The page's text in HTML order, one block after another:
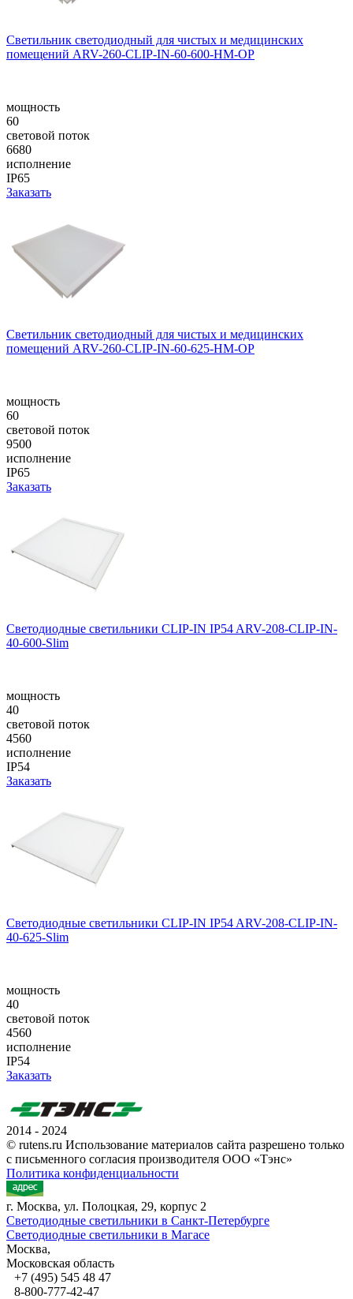
Светильник светодиодный для чистых и медицинских
помещений ARV-260-CLIP-IN-60-600-HM-OP
мощность
60
световой поток
6680
исполнение
IP65
Заказать
Светильник светодиодный для чистых и медицинских
помещений ARV-260-CLIP-IN-60-625-HM-OP
мощность
60
световой поток
9500
исполнение
IP65
Заказать
Светодиодные светильники CLIP-IN IP54 ARV-208-CLIP-IN-
40-600-Slim
мощность
40
световой поток
4560
исполнение
IP54
Заказать
Светодиодные светильники CLIP-IN IP54 ARV-208-CLIP-IN-
40-625-Slim
мощность
40
световой поток
4560
исполнение
IP54
Заказать
2014 - 2024
© rutens.ru Использование материалов сайта разрешено только
с письменного согласия производителя ООО «Тэнс»
Политика конфиденциальности
г. Москва, ул. Полоцкая, 29, корпус 2
Светодиодные светильники в Санкт-Петербурге
Светодиодные светильники в Магасе
Москва,
Московская область
+7 (495) 545 48 47
8-800-777-42-47